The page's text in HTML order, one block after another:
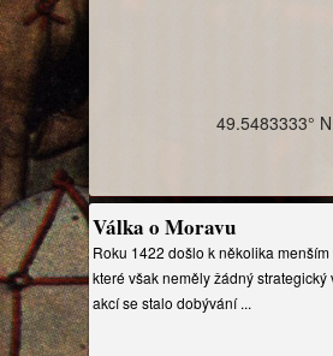
49.5483333°
Válka o Moravu
Roku 1422 došlo k několika
které však neměly žádný strategický
akcí se stalo dobývání ...